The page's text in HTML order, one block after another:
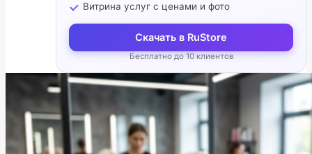
Витрина услуг с ценами и фото
Скачать в RuStore
Бесплатно до 10 клиентов